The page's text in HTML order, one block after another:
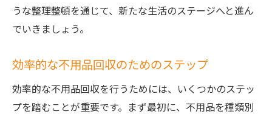
体験者が語る不用品回収の感想と成果
茨城県での不用品回収の実例とその効果
収術
不用品回収で実現する心地よい住まい作り
茨城県住民の声から学ぶ不用品回収の成功
うな整理整頓を通じて、新たな生活のステージへと進ん
でいきましょう。
効率的な不用品回収のためのステップ
効率的な不用品回収を行うためには、いくつかのステッ
プを踏むことが重要です。まず最初に、不用品を種類別